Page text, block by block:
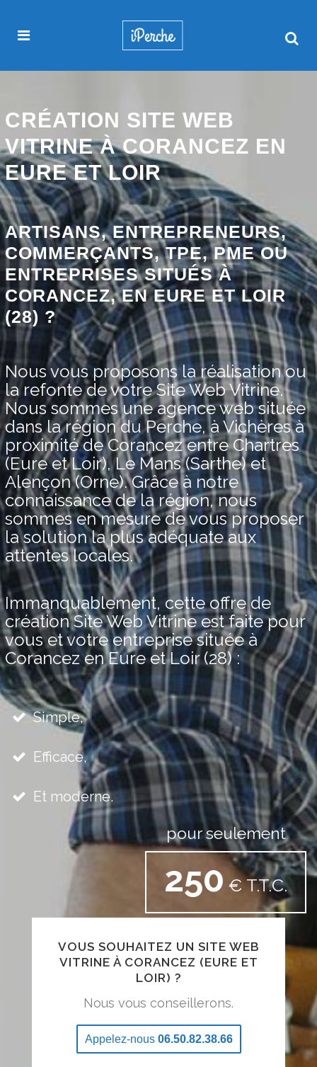
CRÉATION SITE WEB
VITRINE À CORANCEZ EN
EURE ET LOIR
ARTISANS, ENTREPRENEURS,
COMMERÇANTS, TPE, PME OU
ENTREPRISES SITUÉS À
CORANCEZ, EN EURE ET LOIR
(28) ?
Nous vous proposons la réalisation ou
la refonte de votre Site Web Vitrine.
Nous sommes une agence web située
dans la région du Perche, à Vichères à
proximité de Corancez entre Chartres
(Eure et Loir), Le Mans (Sarthe) et
Alençon (Orne). Grâce à notre
connaissance de la région, nous
sommes en mesure de vous proposer
la solution la plus adéquate aux
attentes locales.
Immanquablement, cette offre de
création Site Web Vitrine est faite pour
vous et votre entreprise située à
Corancez en Eure et Loir (28) :
Simple,
Efficace,
Et moderne.
pour seulement
250 € T.T.C.
VOUS SOUHAITEZ UN SITE WEB
VITRINE À CORANCEZ (EURE ET
LOIR) ?
Nous vous conseillerons.
Appelez-nous 06.50.82.38.66